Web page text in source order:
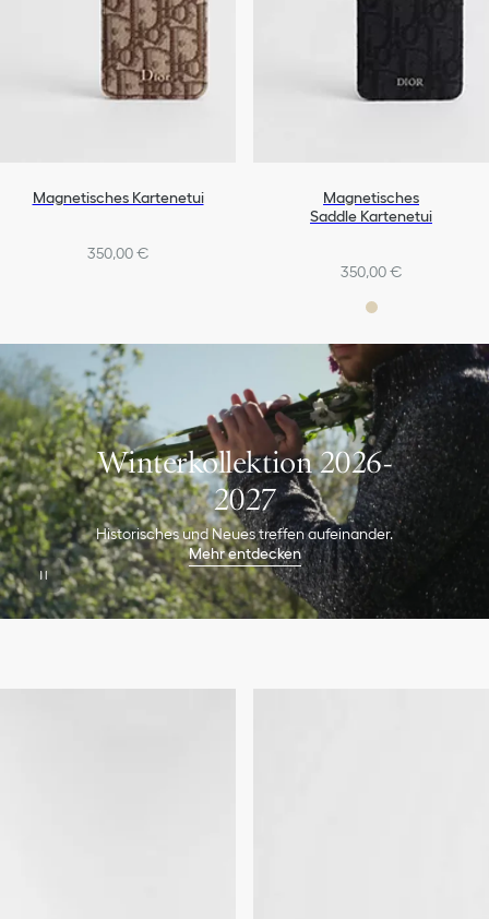
Magnetisches Kartenetui
350,00 €
Magnetisches
Saddle Kartenetui
350,00 €
Winterkollektion 2026-
2027
Historisches und Neues treffen aufeinander.
Mehr entdecken